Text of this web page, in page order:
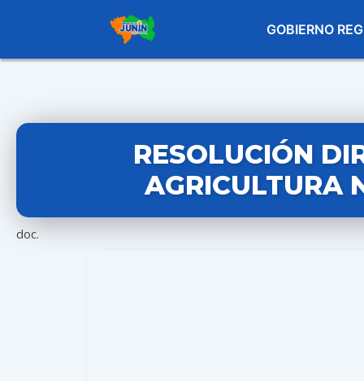
GOBIERNO
RESOLUCIÓN
AGRICULTURA
doc.